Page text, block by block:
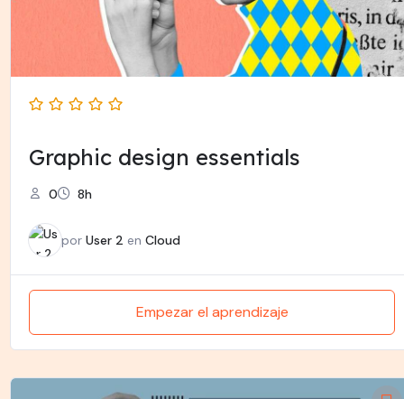
Graphic design essentials
0 8h
porUser 2 enCloud
Empezar el aprendizaje